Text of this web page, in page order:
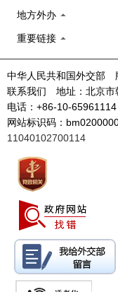
地方外办
重要链接
中华人民共和国外交部
联系我们 地址：北京
电话：+86-10-65961114
网站标识码：
11040102700114